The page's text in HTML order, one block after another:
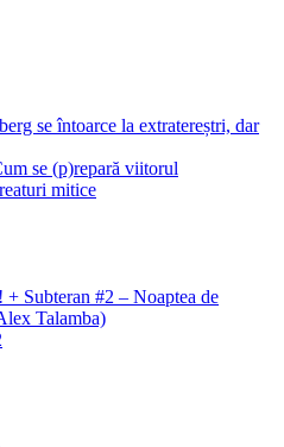
se întoarce la extratereștri, dar
se (p)repară viitorul
mitice
Subteran #2 – Noaptea de
Talamba)